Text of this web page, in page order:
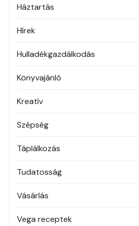
Háztartás
Hírek
Hulladékgazdálkodás
Könyvajánló
Kreatív
Szépség
Táplálkozás
Tudatosság
Vásárlás
Vega receptek